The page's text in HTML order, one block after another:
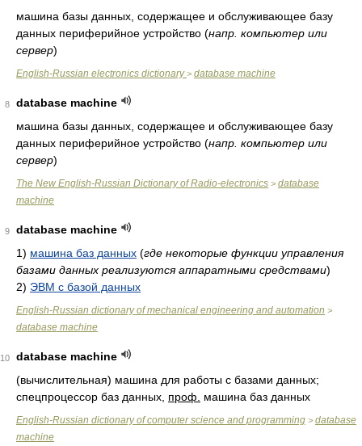
машина базы данных, содержащее и обслуживающее базу
данных периферийное устройство (напр. компьютер или
сервер)
English-Russian electronics dictionary> database machine
8
database machine
машина базы данных, содержащее и обслуживающее базу
данных периферийное устройство (напр. компьютер или
сервер)
The New English-Russian Dictionary of Radio-electronics > database
machine
9
database machine
1) машина баз данных (где некоторые функции управления
базами данных реализуются аппаратными средствами)
2) ЭВМ с базой данных
English-Russian dictionary of mechanical engineering and automation >
database machine
10
database machine
(вычислительная) машина для работы с базами данных;
спецпроцессор баз данных, проф. машина баз данных
English-Russian dictionary of computer science and programming > database
machine